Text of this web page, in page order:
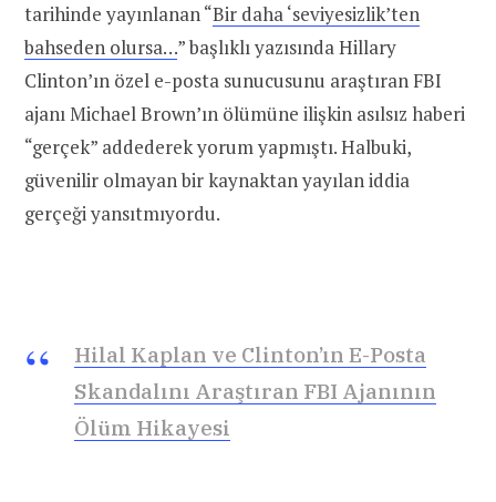
tarihinde yayınlanan “Bir daha ‘seviyesizlik’ten
bahseden olursa…” başlıklı yazısında Hillary
Clinton’ın özel e-posta sunucusunu araştıran FBI
ajanı Michael Brown’ın ölümüne ilişkin asılsız haberi
“gerçek” addederek yorum yapmıştı. Halbuki,
güvenilir olmayan bir kaynaktan yayılan iddia
gerçeği yansıtmıyordu.
Hilal Kaplan ve Clinton’ın E-Posta
Skandalını Araştıran FBI Ajanının
Ölüm Hikayesi